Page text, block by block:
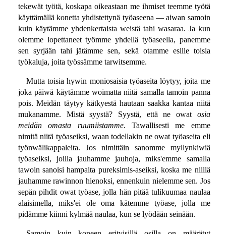
tekewät työtä, koskapa oikeastaan me ihmiset teemme työtä
käyttämällä konetta yhdistettynä työaseena — aiwan samoin
kuin käytämme yhdenkertaista weistä tahi wasaraa. Ja kun
olemme lopettaneet työmme yhdellä työaseella, panemme
sen syrjään tahi jätämme sen, sekä otamme esille toisia
työkaluja, joita työssämme tarwitsemme.
Mutta toisia hywin moniosaisia työaseita löytyy, joita me
joka päiwä käytämme woimatta niitä samalla tamoin panna
pois. Meidän täytyy kätkyestä hautaan saakka kantaa niitä
mukanamme. Mistä syystä? Syystä, että ne owat osia
meidän omasta ruumiistamme. Tawallisesti me emme
nimitä niitä työaseiksi, waan todellakin ne owat työaseita eli
työnwälikappaleita. Jos nimittäin sanomme myllynkiwiä
työaseiksi, joilla jauhamme jauhoja, miks'emme samalla
tawoin sanoisi hampaita pureksimis-aseiksi, koska me niillä
jauhamme rawinnon hienoksi, ennenkuin nielemme sen. Jos
sepän pihdit owat työase, jolla hän pitää tulikuumaa naulaa
alaisimella, miks'ei ole oma kätemme työase, jolla me
pidämme kiinni kylmää naulaa, kun se lyödään seinään.